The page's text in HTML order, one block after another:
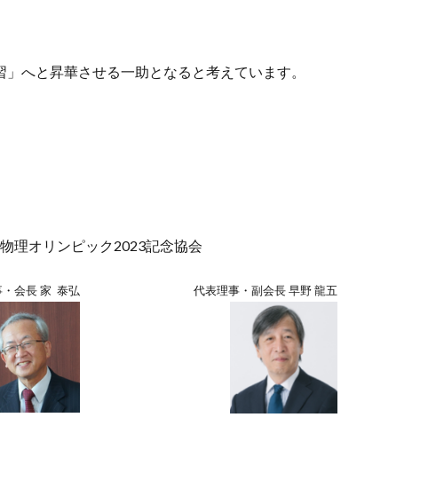
へと昇華させる一助となると考えています。
理オリンピック2023記念協会
会長 家 泰弘 代表理事・副会長 早野 龍五